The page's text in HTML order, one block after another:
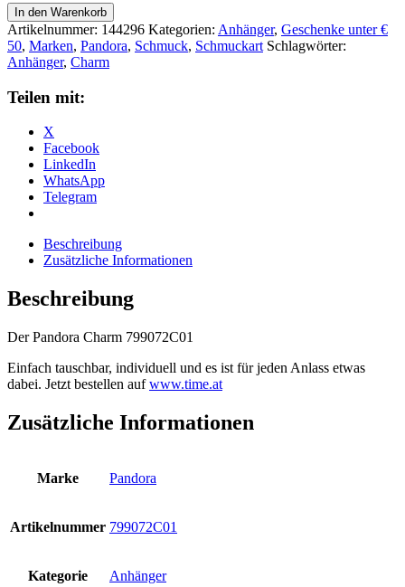
Pandora
Anhänger
Stethoskop
Herz
799072C01
Menge
In den Warenkorb
Artikelnummer: 144296 Kategorien: Anhänger, Geschenke unter €
50, Marken, Pandora, Schmuck, Schmuckart Schlagwörter:
Anhänger, Charm
Teilen mit:
X
Facebook
LinkedIn
WhatsApp
Telegram
Beschreibung
Zusätzliche Informationen
Beschreibung
Der Pandora Charm 799072C01
Einfach tauschbar, individuell und es ist für jeden Anlass etwas
dabei. Jetzt bestellen aufwww.time.at
Zusätzliche Informationen
Marke Pandora
Artikelnummer 799072C01
Kategorie Anhänger